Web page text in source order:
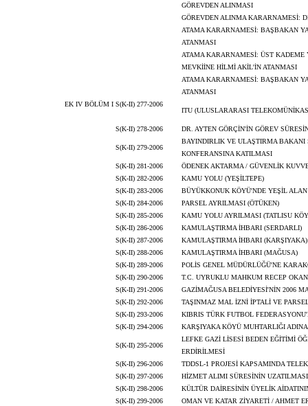
GÖREVDEN ALINMASI
GÖREVDEN ALINMA KARARNAMESİ:
ATAMA KARARNAMESİ: BAŞBAKAN
ATANMASI
ATAMA KARARNAMESİ: ÜST
MEVKİİNE HİLMİ AKİL'İN ATANMASI
ATAMA KARARNAMESİ: BAŞBAKAN
ATANMASI
EK IV BÖLÜM I S(K-II) 277-2006
ITU (ULUSLARARASI
S(K-II) 278-2006 DR. AYTEN GÖRÇİN'İN GÖREV
S(K-II) 279-2006
BAYINDIRLIK VE ULAŞTIRMA BAKANI
KONFERANSINA KATILMASI
S(K-II) 281-2006
ÖDENEK AKTARMA / GÜVENLİK
S(K-II) 282-2006
KAMU YOLU (YEŞİLTEPE)
S(K-II) 283-2006
BÜYÜKKONUK KÖYÜ'NDE YEŞİL
S(K-II) 284-2006
PARSEL AYRILMASI (ÖTÜKEN)
S(K-II) 285-2006
KAMU YOLU AYRILMASI (TATLISU
S(K-II) 286-2006
KAMULAŞTIRMA İHBARI (SERDARLI)
S(K-II) 287-2006
KAMULAŞTIRMA İHBARI (KARŞIYAKA)
S(K-II) 288-2006
KAMULAŞTIRMA İHBARI (MAĞUSA)
S(K-II) 289-2006
POLİS GENEL MÜDÜRLÜĞÜ'NE
S(K-II) 290-2006
T.C. UYRUKLU MAHKUM RECEP
S(K-II) 291-2006
GAZİMAĞUSA BELEDİYESİ'NİN 2006
S(K-II) 292-2006
TAŞINMAZ MAL İZNİ İPTALİ VE
S(K-II) 293-2006
KIBRIS TÜRK FUTBOL
S(K-II) 294-2006
KARŞIYAKA KÖYÜ MUHTARLIĞI
S(K-II) 295-2006
LEFKE GAZİ LİSESİ BEDEN EĞİTİMİ
ERDİRİLMESİ
S(K-II) 296-2006
TDDSL-1 PROJESİ KAPSAMINDA
S(K-II) 297-2006
HİZMET ALIMI SÜRESİNİN
S(K-II) 298-2006
KÜLTÜR DAİRESİNİN ÜYELİK
S(K-II) 299-2006
OMAN VE KATAR ZİYARETİ / AHMET